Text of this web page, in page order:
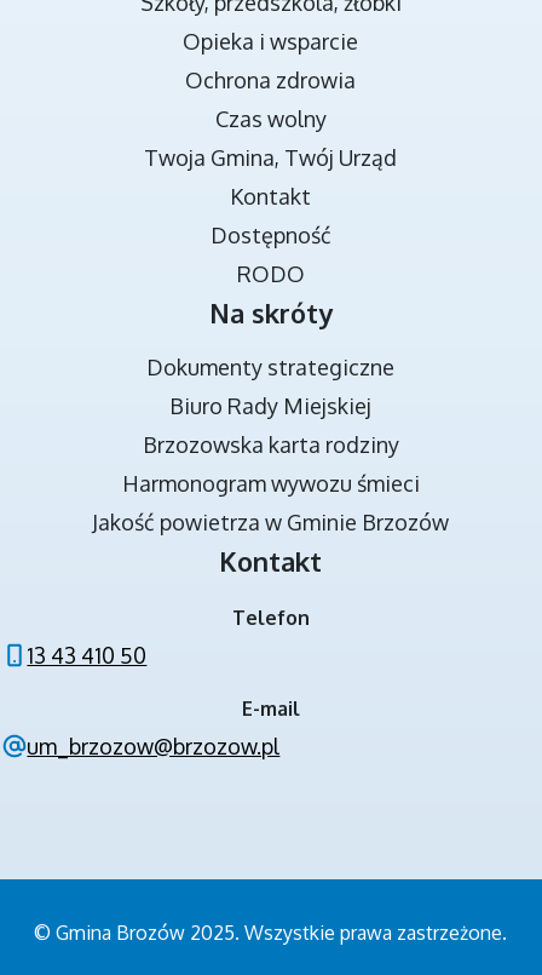
TRANSMISJA OBRAD RADY MIEJSKIEJ
DOKUMENTY STRATEGICZNE
BRZOZÓW - PROJEKT
Opieka i wsparcie
Ochrona zdrowia
Czas wolny
Twoja Gmina, Twój Urząd
Kontakt
Dostępność
RODO
Na skróty
Dokumenty strategiczne
Biuro Rady Miejskiej
Brzozowska karta rodziny
Harmonogram wywozu śmieci
Jakość powietrza w Gminie Brzozów
Kontakt
Telefon
13 43 410 50
E-mail
um_brzozow@brzozow.pl
© Gmina Brozów 2025. Wszystkie prawa zastrzeżone.